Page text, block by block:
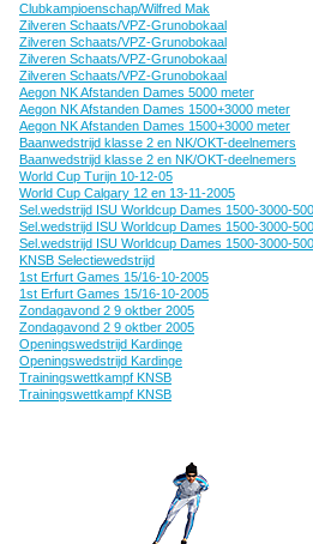
Clubkampioenschap/Wilfred Mak
Zilveren Schaats/VPZ-Grunobokaal
Zilveren Schaats/VPZ-Grunobokaal
Zilveren Schaats/VPZ-Grunobokaal
Zilveren Schaats/VPZ-Grunobokaal
Aegon NK Afstanden Dames 5000 meter
Aegon NK Afstanden Dames 1500+3000 meter
Aegon NK Afstanden Dames 1500+3000 meter
Baanwedstrijd klasse 2 en NK/OKT-deelnemers
Baanwedstrijd klasse 2 en NK/OKT-deelnemers
World Cup Turijn 10-12-05
World Cup Calgary 12 en 13-11-2005
Sel.wedstrijd ISU Worldcup Dames 1500-3000-
Sel.wedstrijd ISU Worldcup Dames 1500-3000-
Sel.wedstrijd ISU Worldcup Dames 1500-3000-
KNSB Selectiewedstrijd
1st Erfurt Games 15/16-10-2005
1st Erfurt Games 15/16-10-2005
Zondagavond 2 9 oktber 2005
Zondagavond 2 9 oktber 2005
Openingswedstrijd Kardinge
Openingswedstrijd Kardinge
Trainingswettkampf KNSB
Trainingswettkampf KNSB